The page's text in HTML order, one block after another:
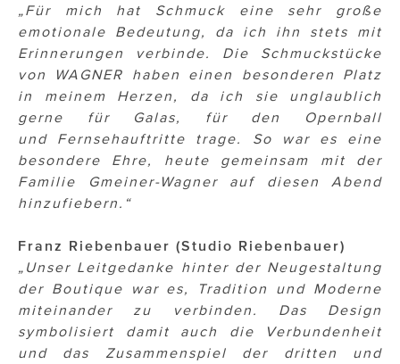
„Für mich hat Schmuck eine sehr große
emotionale Bedeutung, da ich ihn stets mit
Erinnerungen verbinde. Die Schmuckstücke
von WAGNER haben einen besonderen Platz
in meinem Herzen, da ich sie unglaublich
gerne für Galas, für den Opernball
und Fernsehauftritte trage. So war es eine
besondere Ehre, heute gemeinsam mit der
Familie Gmeiner-Wagner auf diesen Abend
hinzufiebern.“
Franz Riebenbauer (Studio Riebenbauer)
„Unser Leitgedanke hinter der Neugestaltung
der Boutique war es, Tradition und Moderne
miteinander zu verbinden. Das Design
symbolisiert damit auch die Verbundenheit
und das Zusammenspiel der dritten und